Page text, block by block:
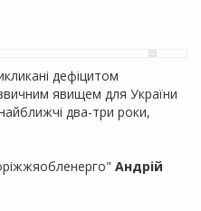
дефіцитом
явищем для України
два-три роки,
Андрій